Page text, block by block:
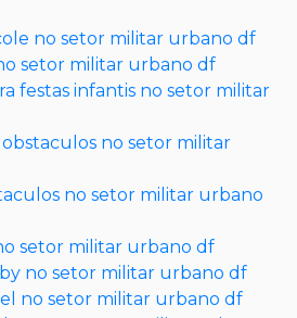
no setor militar urbano df
setor militar urbano df
festas infantis no setor militar
no setor militar
no setor militar urbano
setor militar urbano df
no setor militar urbano df
no setor militar urbano df